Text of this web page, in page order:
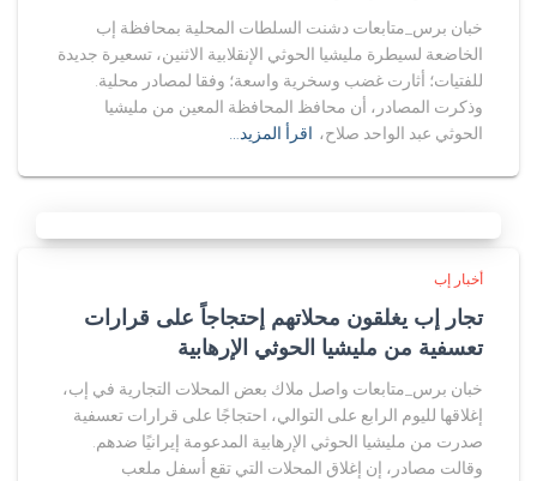
خبان برس_متابعات دشنت السلطات المحلية بمحافظة إب
الخاضعة لسيطرة مليشيا الحوثي الإنقلابية الاثنين، تسعيرة جديدة
للفتيات؛ أثارت غضب وسخرية واسعة؛ وفقا لمصادر محلية.
وذكرت المصادر، أن محافظ المحافظة المعين من مليشيا
الحوثي عبد الواحد صلاح، اقرأ المزيد…
أخبار إب
تجار إب يغلقون محلاتهم إحتجاجاً على قرارات
تعسفية من مليشيا الحوثي الإرهابية
خبان برس_متابعات واصل ملاك بعض المحلات التجارية في إب،
إغلاقها لليوم الرابع على التوالي، احتجاجًا على قرارات تعسفية
صدرت من مليشيا الحوثي الإرهابية المدعومة إيرانيًا ضدهم.
وقالت مصادر، إن إغلاق المحلات التي تقع أسفل ملعب